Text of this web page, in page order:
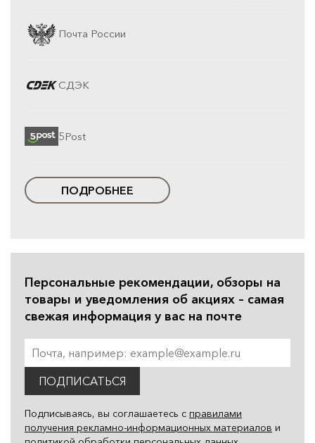
Почта России
СДЭК
5Post
ПОДРОБНЕЕ
Персональные рекомендации, обзоры на
товары и уведомления об акциях – самая
свежая информация у вас на почте
ПОДПИСАТЬСЯ
Подписываясь, вы соглашаетесь с правилами
получения рекламно-информационных материалов и